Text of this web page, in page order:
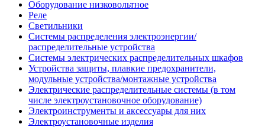
Оборудование низковольтное
Реле
Светильники
Системы распределения электроэнергии/
распределительные устройства
Системы электрических распределительных шкафов
Устройства защиты, плавкие предохранители,
модульные устройства/монтажные устройства
Электрические распределительные системы (в том
числе электроустановочное оборудование)
Электроинструменты и аксессуары для них
Электроустановочные изделия